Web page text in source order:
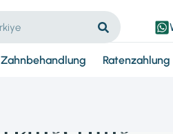
Zahnbehandlung Ratenzahlung